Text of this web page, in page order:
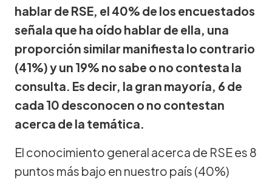
hablar de RSE, el 40% de los encuestados
señala que ha oído hablar de ella, una
proporción similar manifiesta lo contrario
(41%) y un 19% no sabe o no contesta la
consulta. Es decir, la gran mayoría, 6 de
cada 10 desconocen o no contestan
acerca de la temática.
El conocimiento general acerca de RSE es 8
puntos más bajo en nuestro país (40%)